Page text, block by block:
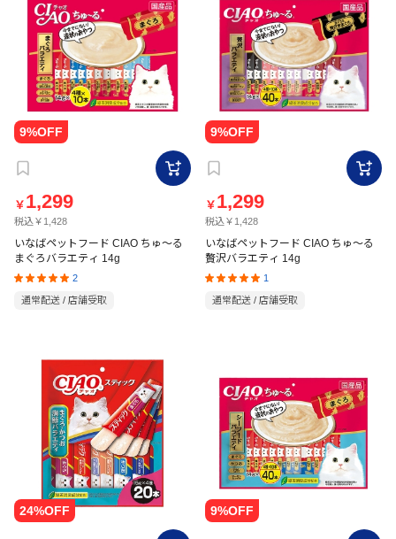
￥ 1,299
税込￥1,428
いなばペットフード CIAO ちゅ～る
まぐろバラエティ 14g
2
通常配送 / 店舗受取
￥ 1,299
税込￥1,428
いなばペットフード CIAO ちゅ～る
贅沢バラエティ 14g
1
通常配送 / 店舗受取